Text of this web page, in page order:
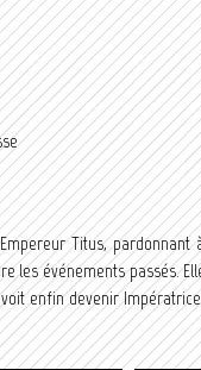
Titus,
les événements passés.
enfin devenir